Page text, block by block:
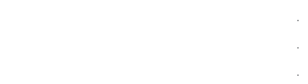
.
.
.